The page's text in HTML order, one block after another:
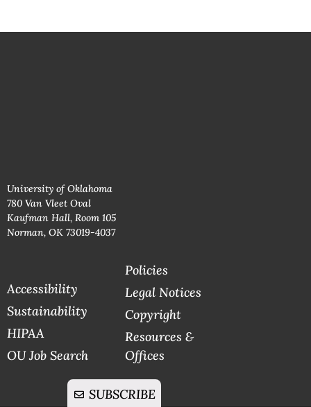
University of Oklahoma
780 Van Vleet Oval
Kaufman Hall, Room 105
Norman, OK 73019-4037
Accessibility
Sustainability
HIPAA
OU Job Search
Policies
Legal Notices
Copyright
Resources &
Offices
SUBSCRIBE